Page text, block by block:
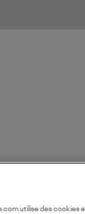
utilise des cookies